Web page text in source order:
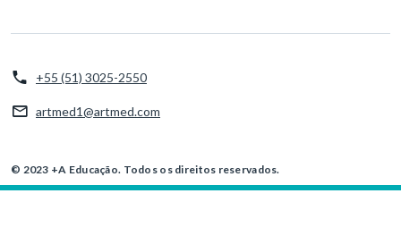
+55 (51) 3025-2550
artmed1@artmed.com
© 2023 +A Educação. Todos os direitos reservados.